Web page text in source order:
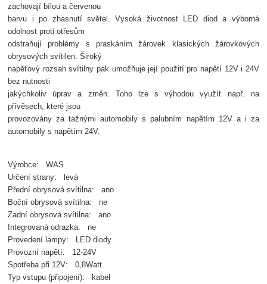
zachovají bílou a červenou
barvu i po zhasnutí světel. Vysoká životnost LED diod a výborná
odolnost proti otřesům
odstraňují problémy s praskáním žárovek klasických žárovkových
obrysových svítilen. Široký
napěťový rozsah svítilny pak umožňuje její použití pro napětí 12V i 24V
bez nutnosti
jakýchkoliv úprav a změn. Toho lze s výhodou využít např. na
přívěsech, které jsou
provozovány za tažnými automobily s palubním napětím 12V a i za
automobily s napětím 24V.
Výrobce: WAS
Určení strany: levá
Přední obrysová svítilna: ano
Boční obrysová svítilna: ne
Zadní obrysová svítilna: ano
Integrovaná odrazka: ne
Provedení lampy: LED diody
Provozní napětí: 12-24V
Spotřeba při 12V: 0,8Watt
Typ vstupu (připojení): kabel